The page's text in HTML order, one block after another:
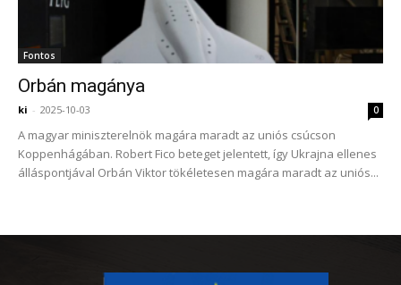
Fontos
Orbán magánya
ki - 2025-10-03 0
A magyar miniszterelnök magára maradt az uniós csúcson
Koppenhágában. Robert Fico beteget jelentett, így Ukrajna ellenes
álláspontjával Orbán Viktor tökéletesen magára maradt az uniós...